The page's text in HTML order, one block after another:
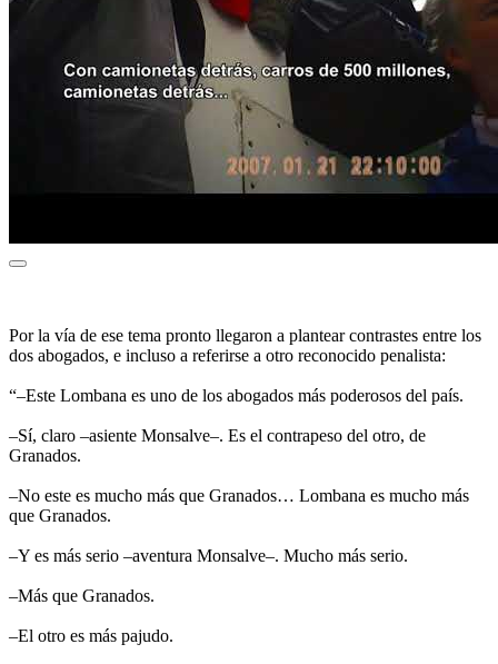
Por la vía de ese tema pronto llegaron a plantear contrastes entre los
dos abogados, e incluso a referirse a otro reconocido penalista:
“–Este Lombana es uno de los abogados más poderosos del país.
–Sí, claro –asiente Monsalve–. Es el contrapeso del otro, de
Granados.
–No este es mucho más que Granados… Lombana es mucho más
que Granados.
–Y es más serio –aventura Monsalve–. Mucho más serio.
–Más que Granados.
–El otro es más pajudo.